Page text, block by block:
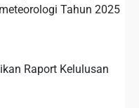
Tahun 2025
Raport Kelulusan